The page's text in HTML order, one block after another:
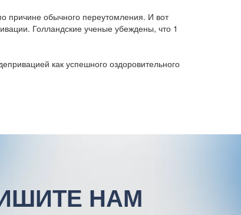
причине обычного переутомления. И вот
Голландские ученые убеждены, что 1
как успешного оздоровительного
НАМ